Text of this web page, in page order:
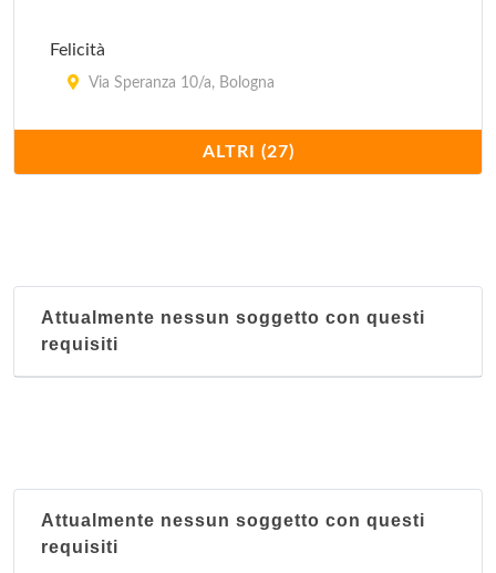
Felicità
Via Speranza 10/a, Bologna
Via Giovan Battista Morgagni 8, Comune
Grande Shanghai
Hong Kong
Via Francesco Zanardi 16, Bologna
ALTRI (27)
Attualmente nessun soggetto con questi
requisiti
Attualmente nessun soggetto con questi
requisiti